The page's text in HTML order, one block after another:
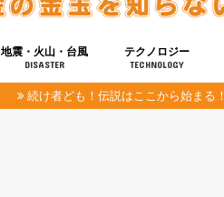
地震・火山・台風
DISASTER
テクノロジー
TECHNOLOGY
健康
宇宙
続け者ども！伝説はここから始まる！